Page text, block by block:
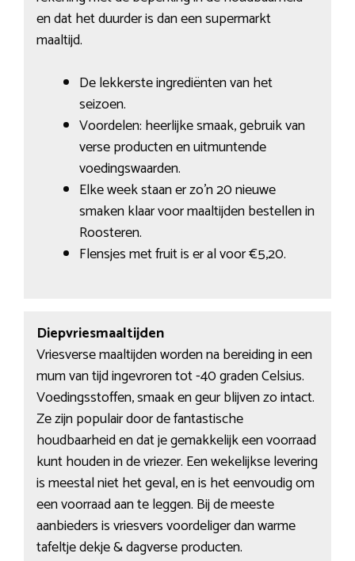
en dat het duurder is dan een supermarkt
maaltijd.
De lekkerste ingrediënten van het
seizoen.
Voordelen: heerlijke smaak, gebruik van
verse producten en uitmuntende
voedingswaarden.
Elke week staan er zo’n 20 nieuwe
smaken klaar voor maaltijden bestellen in
Roosteren.
Flensjes met fruit is er al voor €5,20.
Diepvriesmaaltijden
Vriesverse maaltijden worden na bereiding in een
mum van tijd ingevroren tot -40 graden Celsius.
Voedingsstoffen, smaak en geur blijven zo intact.
Ze zijn populair door de fantastische
houdbaarheid en dat je gemakkelijk een voorraad
kunt houden in de vriezer. Een wekelijkse levering
is meestal niet het geval, en is het eenvoudig om
een voorraad aan te leggen. Bij de meeste
aanbieders is vriesvers voordeliger dan warme
tafeltje dekje & dagverse producten.